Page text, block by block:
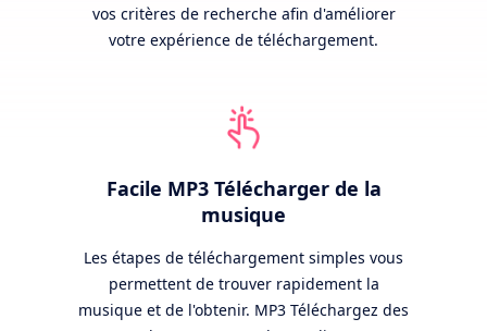
vos critères de recherche afin d'améliorer
votre expérience de téléchargement.
Facile MP3 Télécharger de la
musique
Les étapes de téléchargement simples vous
permettent de trouver rapidement la
musique et de l'obtenir. MP3 Téléchargez des